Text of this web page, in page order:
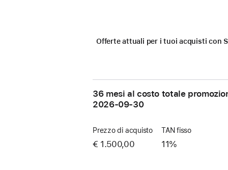
Offerte attuali per i tuoi acquisti con
36 mesi al costo totale
2026-09-30
Prezzo di acquisto
€ 1.500,00
TAN fisso
11%